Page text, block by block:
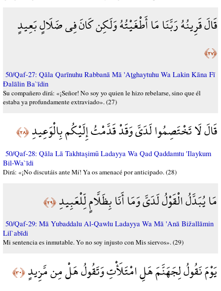
قَالَ قَرِينُهُ رَبَّنَا مَا أَطْغَيْتُهُ وَلَكِن كَانَ فِي ضَلَالٍ بَعِيدٍ
﴿٢٧﴾
50/Qaf-27: Qāla Qarīnuhu Rabbanā Mā 'Aţghaytuhu Wa Lakin Kāna Fī
Đalālin Ba`īdin
Su compañero dirá: «¡Señor! No soy yo quien le hizo rebelarse, sino que él
estaba ya profundamente extraviado». (27)
قَالَ لَا تَخْتَصِمُوا لَدَيَّ وَقَدْ قَدَّمْتُ إِلَيْكُم بِالْوَعِيدِ﴿٢٨﴾
50/Qaf-28: Qāla Lā Takhtaşimū Ladayya Wa Qad Qaddamtu 'Ilaykum
Bil-Wa`īdi
Dirá: «¡No discutáis ante Mí! Ya os amenacé por anticipado. (28)
مَا يُبَدَّلُ الْقَوْلُ لَدَيَّ وَمَا أَنَا بِظَلَّامٍ لِّلْعَبِيدِ﴿٢٩﴾
50/Qaf-29: Mā Yubaddalu Al-Qawlu Ladayya Wa Mā 'Anā Bižallāmin
Lil`abīdi
Mi sentencia es inmutable. Yo no soy injusto con Mis siervos». (29)
يَوْمَ نَقُولُ لِجَهَنَّمَ هَلِ امْتَلَأْتِ وَتَقُولُ هَلْ مِن مَّزِيدٍ﴿٣٠﴾